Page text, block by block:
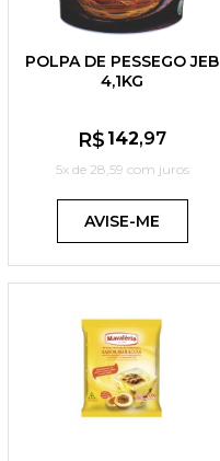
POLPA DE PESSEGO JEB
4,1KG
R$ 142,97
5x de 28,59 com juros
AVISE-ME